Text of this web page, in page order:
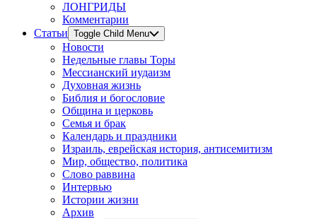
ЛОНГРИДЫ
Комментарии
Статьи Toggle Child Menu
Новости
Недельные главы Торы
Мессианский иудаизм
Духовная жизнь
Библия и богословие
Община и церковь
Семья и брак
Календарь и праздники
Израиль, еврейская история, антисемитизм
Мир, общество, политика
Слово раввина
Интервью
Истории жизни
Архив